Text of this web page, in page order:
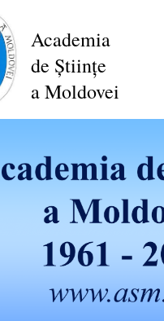
Academia
de Științe
a Moldovei